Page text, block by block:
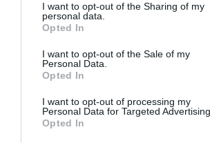
I want to opt-out of the Sharing of my
personal data.
Opted In
I want to opt-out of the Sale of my
Personal Data.
Opted In
I want to opt-out of processing my
Personal Data for Targeted Advertising.
Opted In
s’en moquent eux: l’herbe est bonne
impose de brouter… Je suis raccord
arnaudbea commenté :